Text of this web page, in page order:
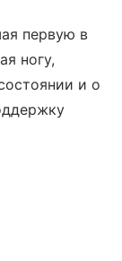
первую в
ногу,
и о